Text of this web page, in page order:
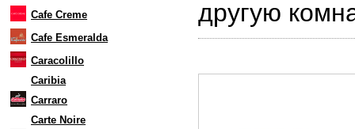
Cafe Creme
Cafe Esmeralda
Caracolillo
Caribia
Carraro
Carte Noire
другую